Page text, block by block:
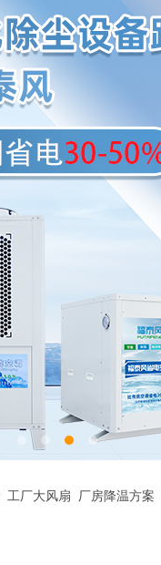
工厂大风扇 厂房降温方案